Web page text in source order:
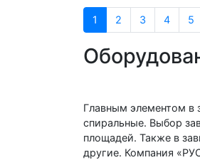
1 2 3 4 5
Главным элементом в
спиральные. Выбор
площадей. Также в
другие. Компания